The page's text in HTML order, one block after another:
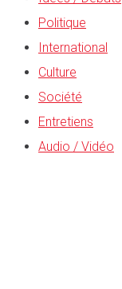
Politique
International
Culture
Société
Entretiens
Audio / Vidéo